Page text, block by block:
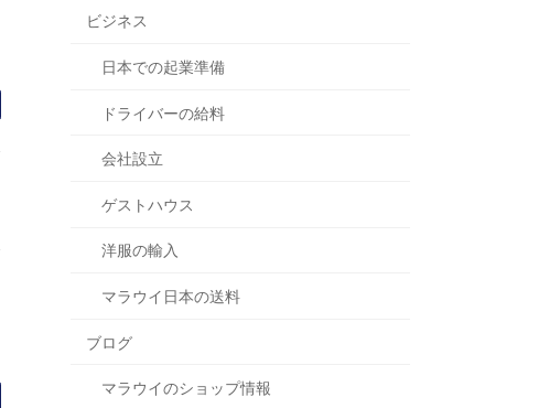
ビジネス
日本での起業準備
ドライバーの給料
会社設立
ゲストハウス
洋服の輸入
マラウイ日本の送料
ブログ
マラウイのショップ情報